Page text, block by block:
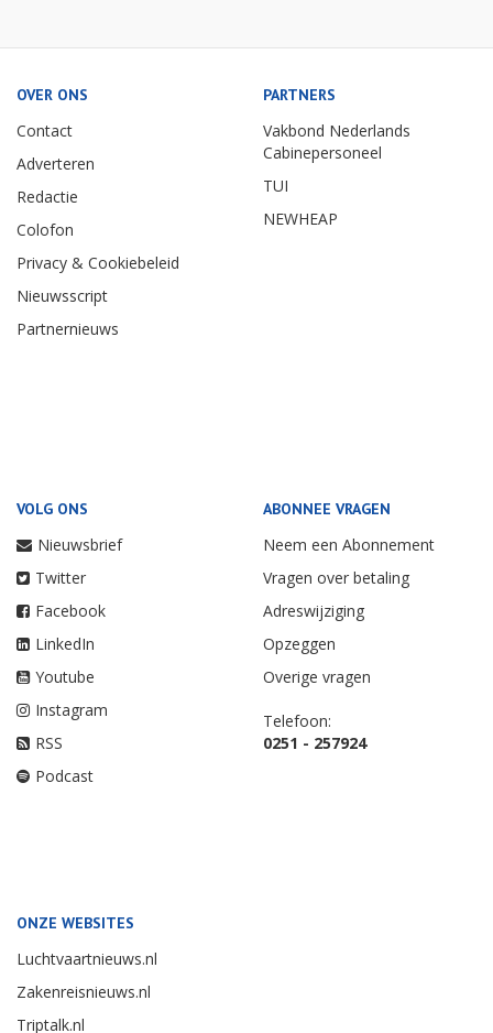
OVER ONS
Contact
Adverteren
Redactie
Colofon
Privacy & Cookiebeleid
Nieuwsscript
Partnernieuws
PARTNERS
Vakbond Nederlands
Cabinepersoneel
TUI
NEWHEAP
VOLG ONS
Nieuwsbrief
Twitter
Facebook
LinkedIn
Youtube
Instagram
RSS
Podcast
ABONNEE VRAGEN
Neem een Abonnement
Vragen over betaling
Adreswijziging
Opzeggen
Overige vragen
Telefoon:
0251 - 257924
ONZE WEBSITES
Luchtvaartnieuws.nl
Zakenreisnieuws.nl
Triptalk.nl